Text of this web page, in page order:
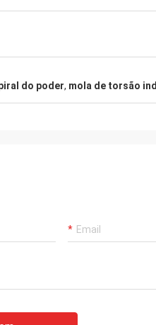
do poder, mola de torsão